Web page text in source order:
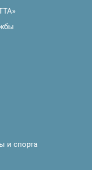
и спорта